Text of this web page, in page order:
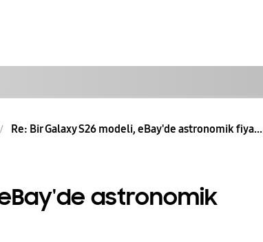
Re: Bir Galaxy S26 modeli, eBay'de astronomik fiya...
astronomik